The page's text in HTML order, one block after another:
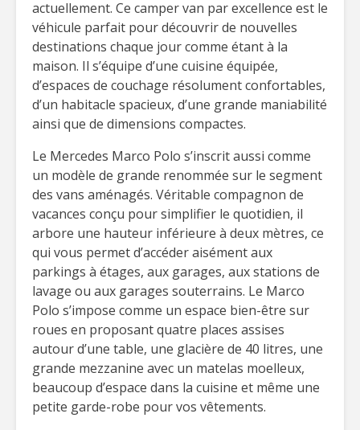
actuellement. Ce camper van par excellence est le
véhicule parfait pour découvrir de nouvelles
destinations chaque jour comme étant à la
maison. Il s’équipe d’une cuisine équipée,
d’espaces de couchage résolument confortables,
d’un habitacle spacieux, d’une grande maniabilité
ainsi que de dimensions compactes.
Le Mercedes Marco Polo s’inscrit aussi comme
un modèle de grande renommée sur le segment
des vans aménagés. Véritable compagnon de
vacances conçu pour simplifier le quotidien, il
arbore une hauteur inférieure à deux mètres, ce
qui vous permet d’accéder aisément aux
parkings à étages, aux garages, aux stations de
lavage ou aux garages souterrains. Le Marco
Polo s’impose comme un espace bien-être sur
roues en proposant quatre places assises
autour d’une table, une glacière de 40 litres, une
grande mezzanine avec un matelas moelleux,
beaucoup d’espace dans la cuisine et même une
petite garde-robe pour vos vêtements.